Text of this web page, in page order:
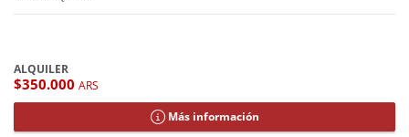
ALQUILER
$350.000 ARS
Más información